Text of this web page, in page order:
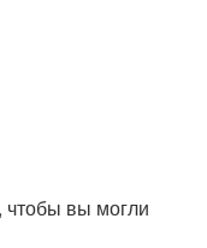
чтобы вы могли